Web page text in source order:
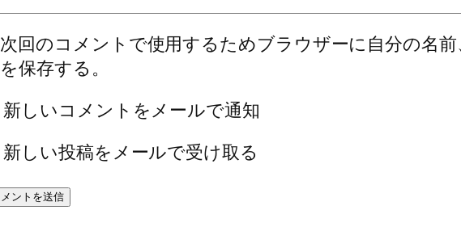
次回のコメントで使用するためブラウザーに自分の名
を保存する。
新しいコメントをメールで通知
新しい投稿をメールで受け取る